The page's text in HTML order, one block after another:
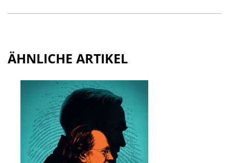
ÄHNLICHE ARTIKEL